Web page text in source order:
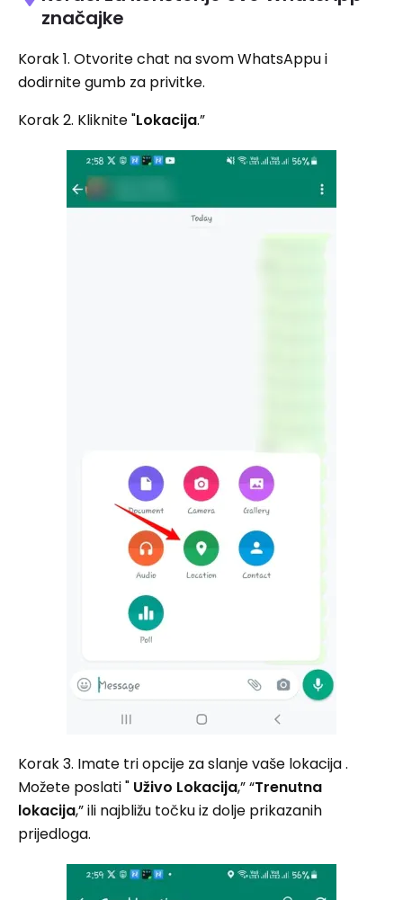
značajke
Korak 1. Otvorite chat na svom WhatsAppu i
dodirnite gumb za privitke.
Korak 2. Kliknite "Lokacija.”
Korak 3. Imate tri opcije za slanje vaše lokacija .
Možete poslati " Uživo Lokacija,” “Trenutna
lokacija,” ili najbližu točku iz dolje prikazanih
prijedloga.